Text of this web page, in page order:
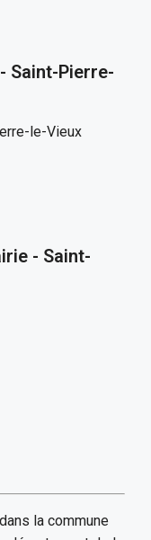
Saint-Pierre-
le-Vieux
- Saint-
la commune